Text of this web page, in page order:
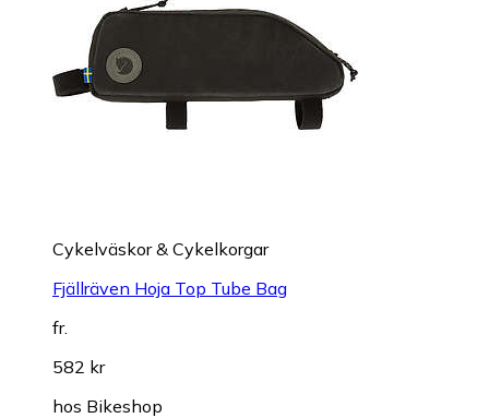
Cykelväskor & Cykelkorgar
Fjällräven Hoja Top Tube Bag
fr.
582 kr
hos Bikeshop